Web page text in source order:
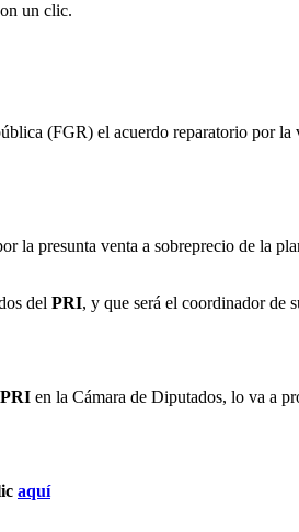
un clic.
(FGR) el acuerdo reparatorio por
la presunta venta a sobreprecio de la
del PRI, y que será el coordinador de
PRI en la Cámara de Diputados, lo va a
aquí